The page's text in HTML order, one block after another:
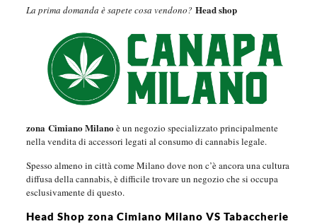
La prima domanda è sapete cosa vendono? Head shop
zona Cimiano Milano è un negozio specializzato principalmente
nella vendita di accessori legati al consumo di cannabis legale.
Spesso almeno in città come Milano dove non c’è ancora una cultura
diffusa della cannabis, è difficile trovare un negozio che si occupa
esclusivamente di questo.
Head Shop zona Cimiano Milano VS Tabaccherie